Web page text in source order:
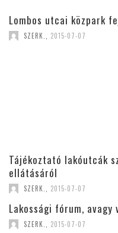
Lombos utcai közpark
SZERK. 2015-07-07
Tájékoztató lakóutcák
ellátásáról
SZERK. 2015-07-07
Lakossági fórum,
SZERK. 2015-07-07